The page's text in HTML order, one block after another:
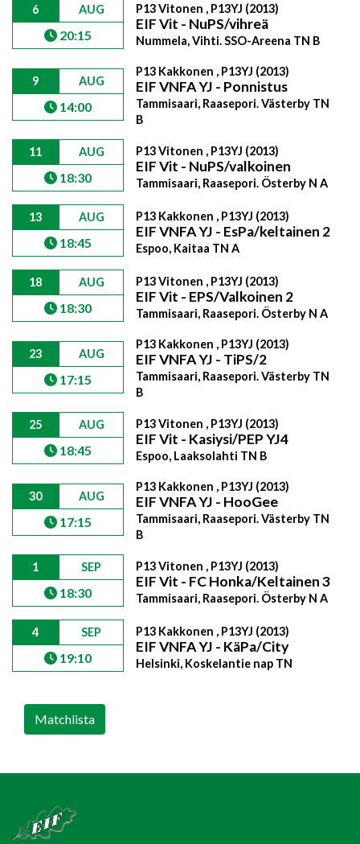
6 AUG
20:15
P13 Vitonen , P13YJ (2013)
EIF Vit - NuPS/vihreä
Nummela, Vihti. SSO-Areena TN B
9 AUG
14:00
P13 Kakkonen , P13YJ (2013)
EIF VNFA YJ - Ponnistus
Tammisaari, Raasepori. Västerby TN
B
11 AUG
18:30
P13 Vitonen , P13YJ (2013)
EIF Vit - NuPS/valkoinen
Tammisaari, Raasepori. Österby N A
13 AUG
18:45
P13 Kakkonen , P13YJ (2013)
EIF VNFA YJ - EsPa/keltainen 2
Espoo, Kaitaa TN A
18 AUG
18:30
P13 Vitonen , P13YJ (2013)
EIF Vit - EPS/Valkoinen 2
Tammisaari, Raasepori. Österby N A
23 AUG
17:15
P13 Kakkonen , P13YJ (2013)
EIF VNFA YJ - TiPS/2
Tammisaari, Raasepori. Västerby TN
B
25 AUG
18:45
P13 Vitonen , P13YJ (2013)
EIF Vit - Kasiysi/PEP YJ4
Espoo, Laaksolahti TN B
30 AUG
17:15
P13 Kakkonen , P13YJ (2013)
EIF VNFA YJ - HooGee
Tammisaari, Raasepori. Västerby TN
B
1 SEP
18:30
P13 Vitonen , P13YJ (2013)
EIF Vit - FC Honka/Keltainen 3
Tammisaari, Raasepori. Österby N A
4 SEP
19:10
P13 Kakkonen , P13YJ (2013)
EIF VNFA YJ - KäPa/City
Helsinki, Koskelantie nap TN
Matchlista